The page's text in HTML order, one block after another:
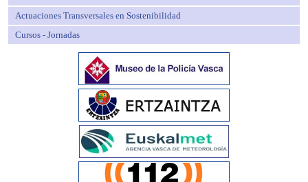
Actuaciones Transversales en Sostenibilidad
Cursos - Jornadas